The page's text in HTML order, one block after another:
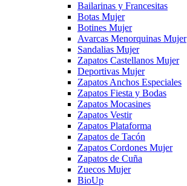
Bailarinas y Francesitas
Botas Mujer
Botines Mujer
Avarcas Menorquinas Mujer
Sandalias Mujer
Zapatos Castellanos Mujer
Deportivas Mujer
Zapatos Anchos Especiales
Zapatos Fiesta y Bodas
Zapatos Mocasines
Zapatos Vestir
Zapatos Plataforma
Zapatos de Tacón
Zapatos Cordones Mujer
Zapatos de Cuña
Zuecos Mujer
BioUp